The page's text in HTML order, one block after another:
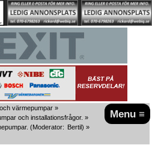
Menu ≡
värmepumpar »
och installationsfrågor. »
(Moderator: Bertil) »